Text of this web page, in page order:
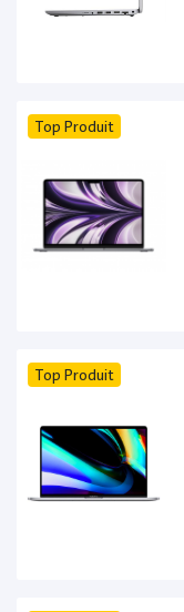
Top Produit
Top Produit